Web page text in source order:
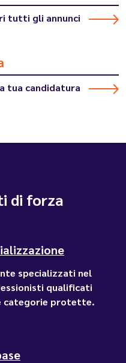
tutti gli annunci
tua candidatura
di forza
specializzati nel
qualificati
categorie protette.